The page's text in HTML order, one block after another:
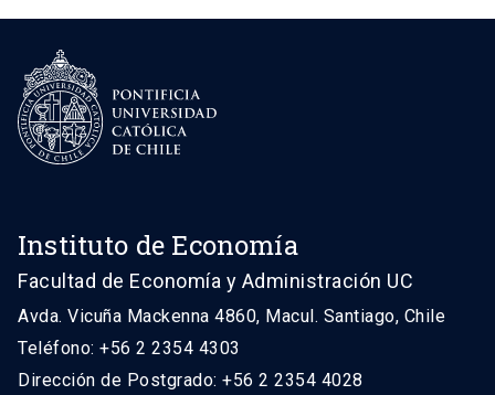
Instituto de Economía
Facultad de Economía y Administración UC
Avda. Vicuña Mackenna 4860, Macul. Santiago, Chile
Teléfono: +56 2 2354 4303
Dirección de Postgrado: +56 2 2354 4028